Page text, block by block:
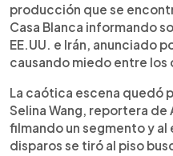
producción que se
Casa Blanca informando
EE.UU. e Irán, anunciado
causando miedo entre los
La caótica escena quedó
Selina Wang, reportera de
filmando un segmento y
disparos se tiró al piso